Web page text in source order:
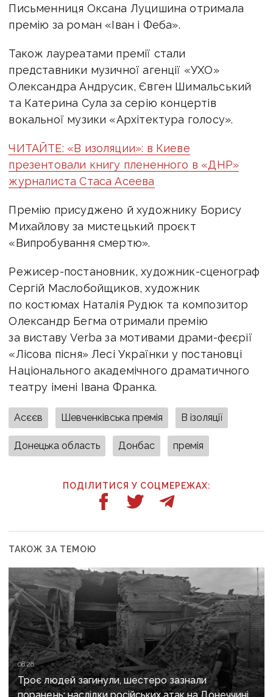
Письменниця Оксана Луцишина отримала
премію за роман «Іван і Феба».
Також лауреатами премії стали
представники музичної агенції «УХО»
Олександра Андрусик, Євген Шимальський
та Катерина Сула за серію концертів
вокальної музики «Архітектура голосу».
ЧИТАЙТЕ: «В изоляции»: в Киеве
презентовали книгу плененного в «ДНР»
журналиста Стаса Асеева
Премію присуджено й художнику Борису
Михайлову за мистецький проєкт
«Випробування смертю».
Режисер-постановник, художник-сценограф
Сергій Маслобойщиков, художник
по костюмах Наталія Рудюк та композитор
Олександр Бегма отримали премію
за виставу Verba за мотивами драми-феєрії
«Лісова пісня» Лесі Українки у постановці
Національного академічного драматичного
театру імені Івана Франка.
Асєєв Шевченківська премія В ізоляції
Донецька область Донбас премія
ПОДІЛИТИСЯ У СОЦМЕРЕЖАХ:
ТАКОЖ ЗА ТЕМОЮ
08:28
Троє людей загинули, шестеро зазнали